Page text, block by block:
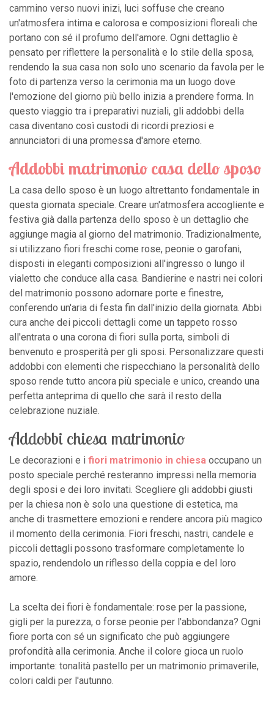
cammino verso nuovi inizi, luci soffuse che creano
un'atmosfera intima e calorosa e composizioni floreali che
portano con sé il profumo dell'amore. Ogni dettaglio è
pensato per riflettere la personalità e lo stile della sposa,
rendendo la sua casa non solo uno scenario da favola per le
foto di partenza verso la cerimonia ma un luogo dove
l'emozione del giorno più bello inizia a prendere forma. In
questo viaggio tra i preparativi nuziali, gli addobbi della
casa diventano così custodi di ricordi preziosi e
annunciatori di una promessa d'amore eterno.
Addobbi matrimonio casa dello sposo
La casa dello sposo è un luogo altrettanto fondamentale in
questa giornata speciale. Creare un'atmosfera accogliente e
festiva già dalla partenza dello sposo è un dettaglio che
aggiunge magia al giorno del matrimonio. Tradizionalmente,
si utilizzano fiori freschi come rose, peonie o garofani,
disposti in eleganti composizioni all'ingresso o lungo il
vialetto che conduce alla casa. Bandierine e nastri nei colori
del matrimonio possono adornare porte e finestre,
conferendo un'aria di festa fin dall'inizio della giornata. Abbi
cura anche dei piccoli dettagli come un tappeto rosso
all'entrata o una corona di fiori sulla porta, simboli di
benvenuto e prosperità per gli sposi. Personalizzare questi
addobbi con elementi che rispecchiano la personalità dello
sposo rende tutto ancora più speciale e unico, creando una
perfetta anteprima di quello che sarà il resto della
celebrazione nuziale.
Addobbi chiesa matrimonio
Le decorazioni e i fiori matrimonio in chiesa occupano un
posto speciale perché resteranno impressi nella memoria
degli sposi e dei loro invitati. Scegliere gli addobbi giusti
per la chiesa non è solo una questione di estetica, ma
anche di trasmettere emozioni e rendere ancora più magico
il momento della cerimonia. Fiori freschi, nastri, candele e
piccoli dettagli possono trasformare completamente lo
spazio, rendendolo un riflesso della coppia e del loro
amore.
La scelta dei fiori è fondamentale: rose per la passione,
gigli per la purezza, o forse peonie per l'abbondanza? Ogni
fiore porta con sé un significato che può aggiungere
profondità alla cerimonia. Anche il colore gioca un ruolo
importante: tonalità pastello per un matrimonio primaverile,
colori caldi per l'autunno.